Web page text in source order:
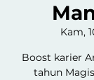
Kam,
Boost karier
tahun